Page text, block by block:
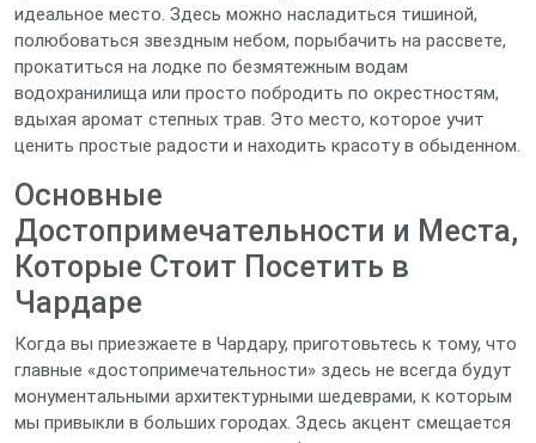
идеальное место. Здесь можно насладиться тишиной,
полюбоваться звездным небом, порыбачить на рассвете,
прокатиться на лодке по безмятежным водам
водохранилища или просто побродить по окрестностям,
вдыхая аромат степных трав. Это место, которое учит
ценить простые радости и находить красоту в обыденном.
Основные
Достопримечательности и Места,
Которые Стоит Посетить в
Чардаре
Когда вы приезжаете в Чардару, приготовьтесь к тому, что
главные «достопримечательности» здесь не всегда будут
монументальными архитектурными шедеврами, к которым
мы привыкли в больших городах. Здесь акцент смещается